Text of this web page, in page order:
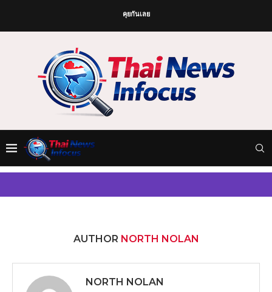
คุยกันเลย
AUTHOR NORTH NOLAN
NORTH NOLAN